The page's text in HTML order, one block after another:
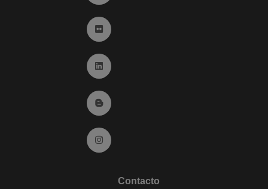
Ir a Flickr (abre en ventana nueva)
Ir a Linkedin (abre en ventana nueva)
Ir al Blog (abre en ventana nueva)
Ir a Instagram (abre en ventana nueva)
Contacto